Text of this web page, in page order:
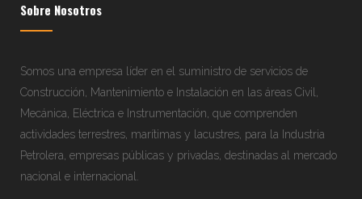
Sobre Nosotros
Somos una empresa líder en el suministro de servicios de
Construcción, Mantenimiento e Instalación en las áreas Civil,
Mecánica, Eléctrica e Instrumentación, que comprenden
actividades terrestres, marítimas y lacustres, para la Industria
Petrolera, empresas públicas y privadas, destinadas al mercado
nacional e internacional.